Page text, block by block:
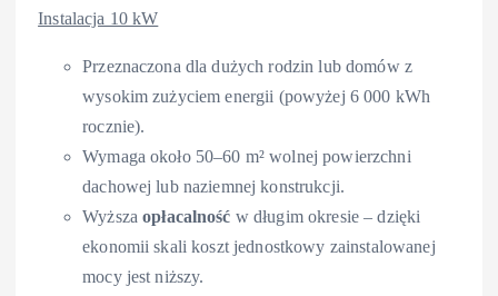
Instalacja 10 kW
Przeznaczona dla dużych rodzin lub domów z
wysokim zużyciem energii (powyżej 6 000 kWh
rocznie).
Wymaga około 50–60 m² wolnej powierzchni
dachowej lub naziemnej konstrukcji.
Wyższaopłacalność w długim okresie – dzięki
ekonomii skali koszt jednostkowy zainstalowanej
mocy jest niższy.